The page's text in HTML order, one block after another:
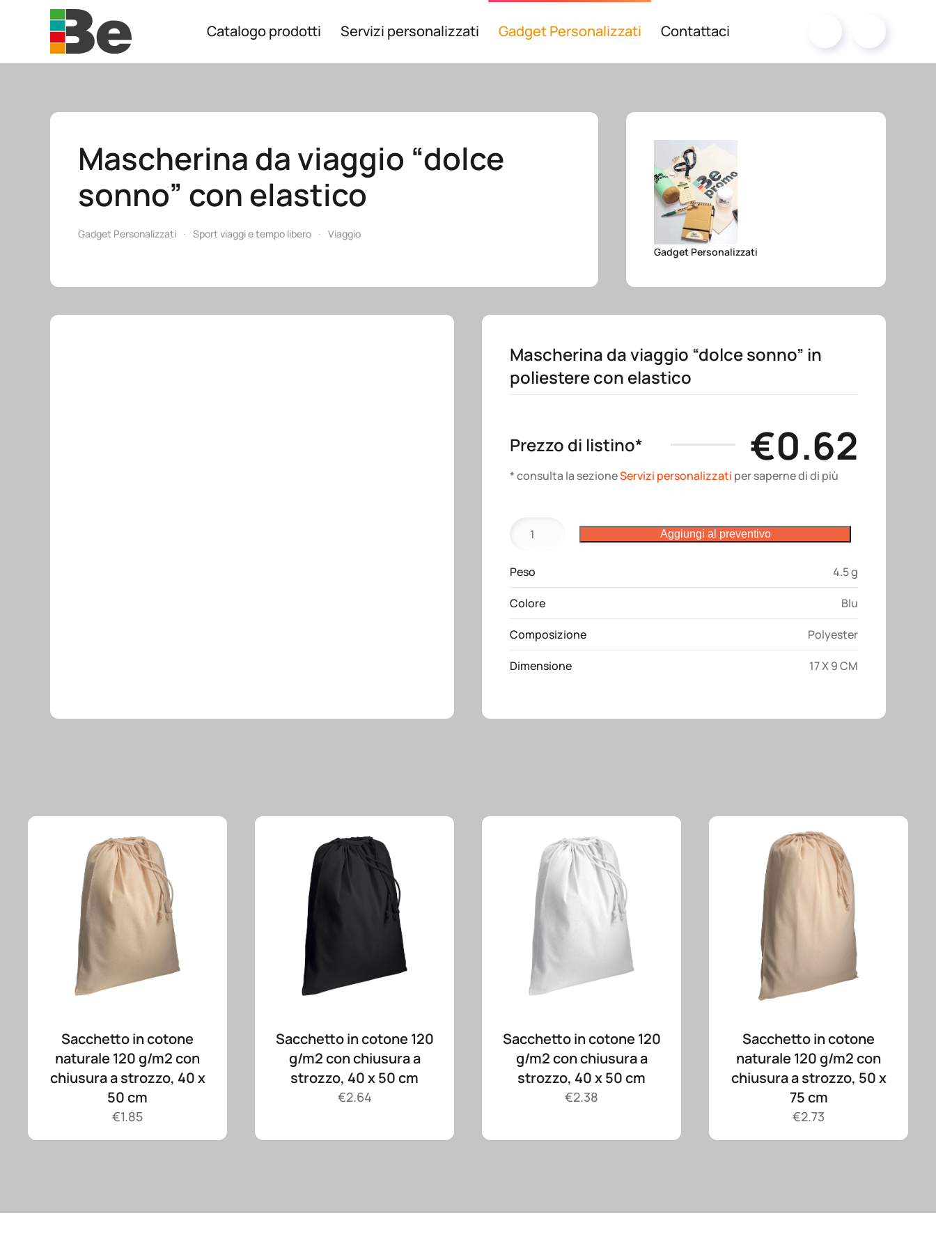
Skip to main content Catalogo prodotti Servizi personalizzati Gadget Personalizzati Contattaci
Mascherina da viaggio “dolce
sonno” con elastico
Gadget Personalizzati Sport viaggi e tempo libero
Viaggio
Gadget Personalizzati
Mascherina da viaggio “dolce sonno” in
poliestere con elastico
Prezzo di listino* €0.62
* consulta la sezioneServizi personalizzati per saperne di di più
"dolce
sonno"
con
quantità
Aggiungi al preventivo
Peso 4.5 g
Colore Blu
Composizione Polyester
Dimensione 17 X 9 CM
Sacchetto in cotone
naturale 120 g/m2 con
chiusura a strozzo, 40 x
50 cm
€1.85
Sacchetto in cotone 120
g/m2 con chiusura a
strozzo, 40 x 50 cm
€2.64
Sacchetto in cotone 120
g/m2 con chiusura a
strozzo, 40 x 50 cm
€2.38
Sacchetto in cotone
naturale 120 g/m2 con
chiusura a strozzo, 50 x
75 cm
€2.73